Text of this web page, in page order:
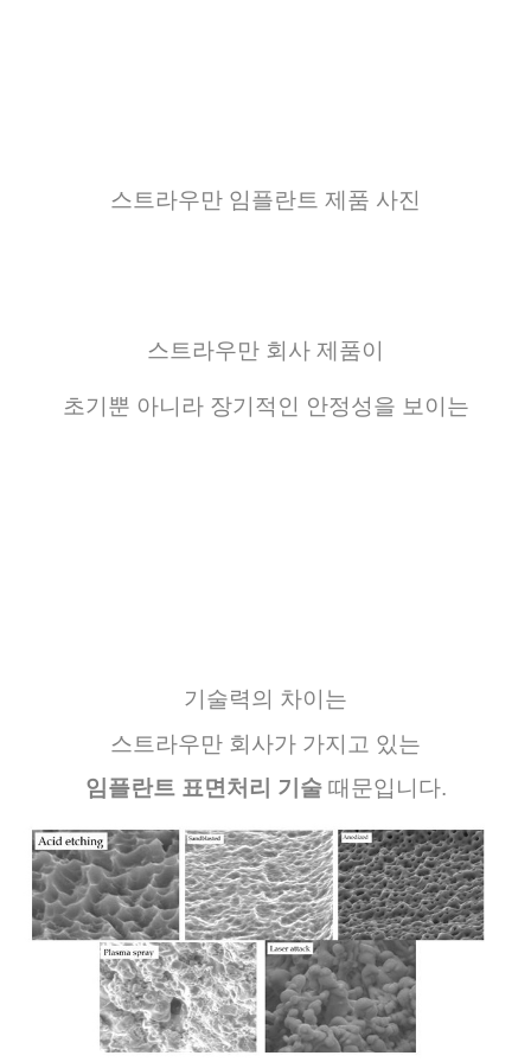
스트라우만 임플란트 제품 사진
스트라우만 회사 제품이
초기뿐 아니라 장기적인 안정성을 보이는
기술력의 차이는
스트라우만 회사가 가지고 있는
임플란트 표면처리 기술 때문입니다.